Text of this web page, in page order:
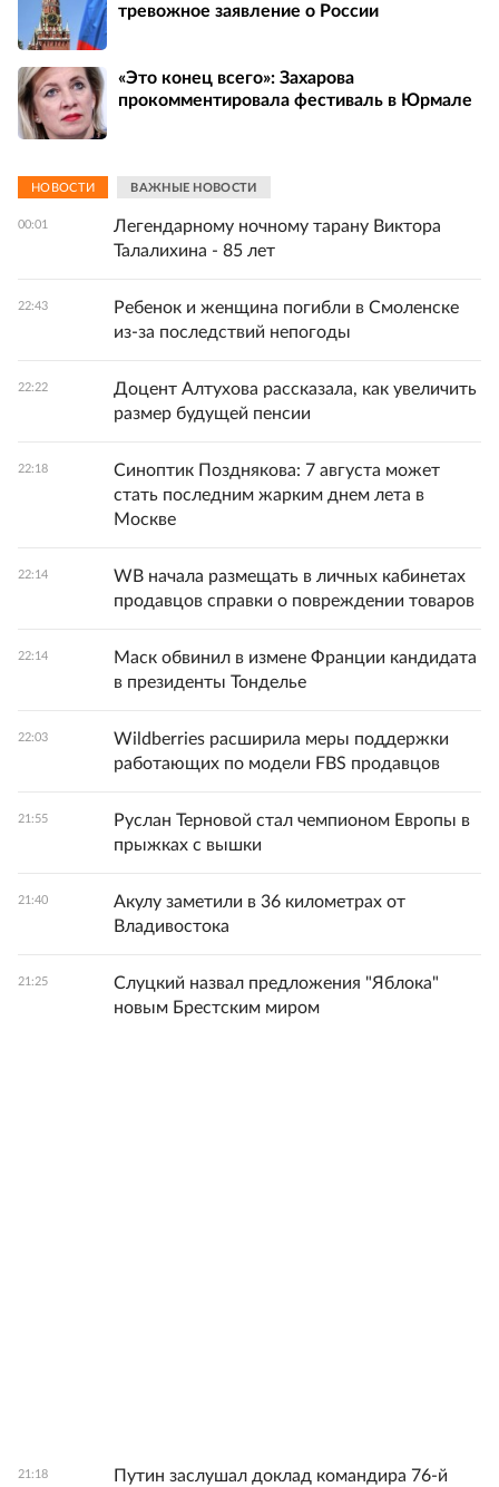
тревожное заявление о России
«Это конец всего»: Захарова
прокомментировала фестиваль в Юрмале
НОВОСТИ ВАЖНЫЕ НОВОСТИ
00:01
Легендарному ночному тарану Виктора
Талалихина - 85 лет
22:43
Ребенок и женщина погибли в Смоленске
из-за последствий непогоды
22:22
Доцент Алтухова рассказала, как увеличить
размер будущей пенсии
22:18
Синоптик Позднякова: 7 августа может
стать последним жарким днем лета в
Москве
22:14
WB начала размещать в личных кабинетах
продавцов справки о повреждении товаров
22:14
Маск обвинил в измене Франции кандидата
в президенты Тонделье
22:03
Wildberries расширила меры поддержки
работающих по модели FBS продавцов
21:55
Руслан Терновой стал чемпионом Европы в
прыжках с вышки
21:40
Акулу заметили в 36 километрах от
Владивостока
21:25
Слуцкий назвал предложения "Яблока"
новым Брестским миром
21:18
Путин заслушал доклад командира 76-й